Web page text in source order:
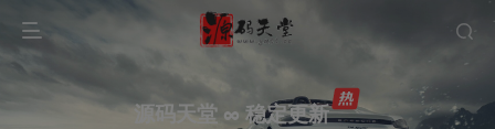
源码天堂 ∞ 稳定更新